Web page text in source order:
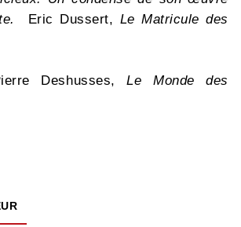
Eric Dussert, Le Matricule des
Deshusses,Le Monde des